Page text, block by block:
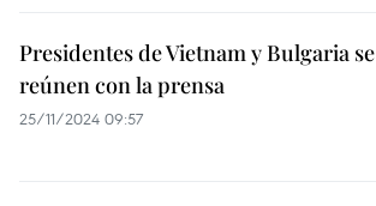
Presidentes de Vietnam y Bulgaria se
reúnen con la prensa
25/11/2024 09:57